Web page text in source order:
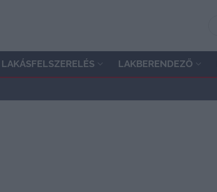
LAKÁSFELSZERELÉS LAKBERENDEZŐ